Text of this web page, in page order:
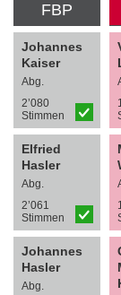
FBP
Johannes
Kaiser
Abg.
2’080
Stimmen
Elfried
Hasler
Abg.
2’061
Stimmen
Johannes
Hasler
Abg.